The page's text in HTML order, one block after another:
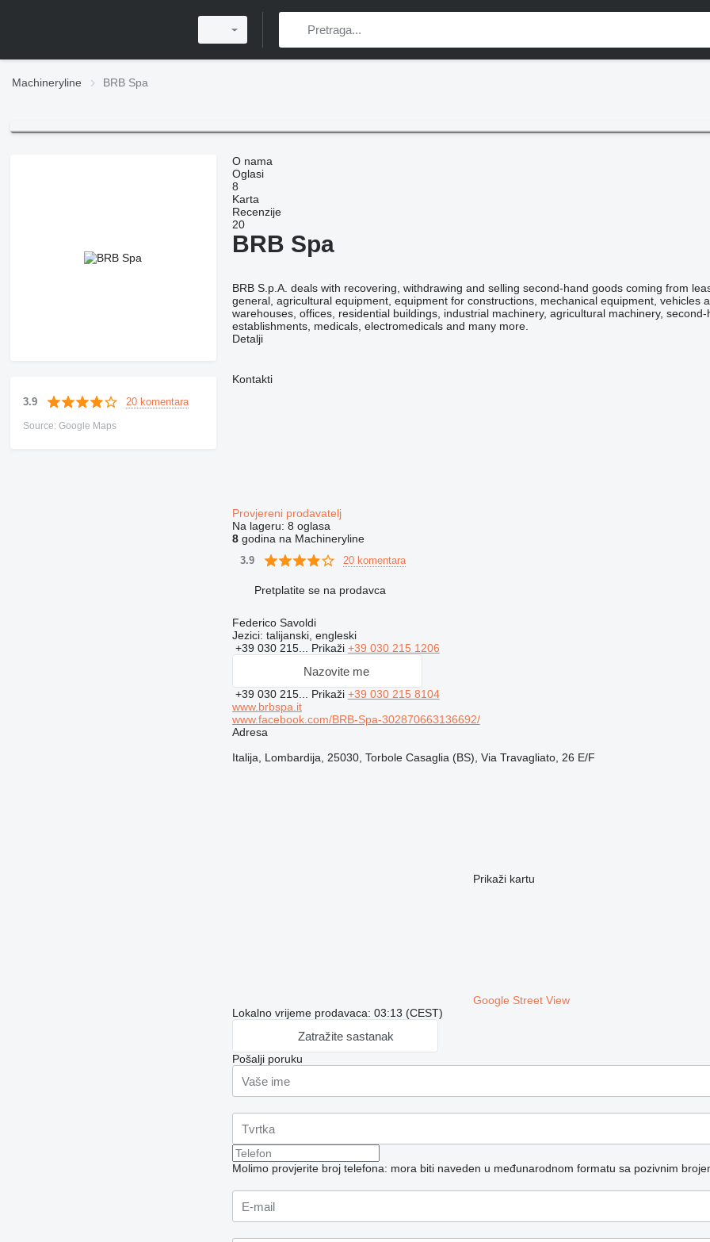
Machineryline BRB Spa
3.9 20 komentara
Source: Google Maps
O nama
Oglasi
8
Karta
Recenzije
20
BRB Spa
BRB S.p.A. deals with recovering, withdrawing and selling second-hand goods coming from
general, agricultural equipment, equipment for constructions, mechanical equipment, vehicles
warehouses, offices, residential buildings, industrial machinery, agricultural machinery,
establishments, medicals, electromedicals and many more.
Detalji
Kontakti
Provjereni prodavatelj
Na lageru: 8 oglasa
8godina na Machineryline
3.9 20 komentara
Pretplatite se na prodavca
Federico Savoldi
Jezici: talijanski, engleski
+39 030 215... Prikaži +39 030 215 1206
Nazovite me
+39 030 215... Prikaži +39 030 215 8104
www.brbspa.it
www.facebook.com/BRB-Spa-302870663136692/
Adresa
Italija, Lombardija, 25030, Torbole Casaglia (BS), Via Travagliato, 26 E/F
Prikaži kartu
Google Street View
Lokalno vrijeme prodavaca: 03:13 (CEST)
Zatražite sastanak
Pošalji poruku
Molimo provjerite broj telefona: mora biti naveden u međunarodnom formatu sa pozivnim